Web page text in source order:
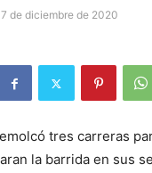
de diciembre de 2020
tres carreras
la barrida en sus